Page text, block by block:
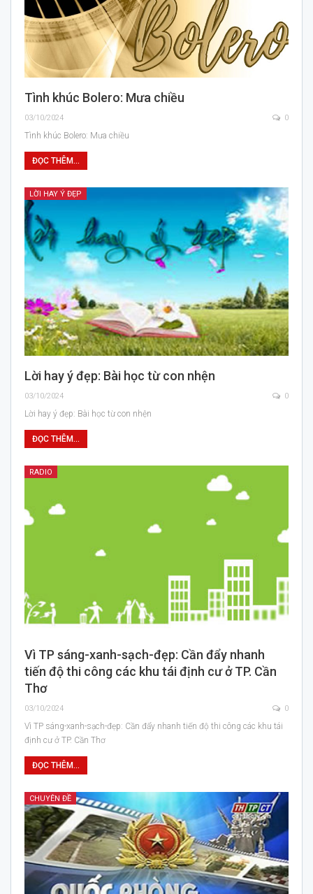
Tình khúc Bolero: Mưa chiều
03/10/2024 0
Tình khúc Bolero: Mưa chiều
ĐỌC THÊM...
LỜI HAY Ý ĐẸP
Lời hay ý đẹp: Bài học từ con nhện
03/10/2024 0
Lời hay ý đẹp: Bài học từ con nhện
ĐỌC THÊM...
RADIO
Vì TP sáng-xanh-sạch-đẹp: Cần đẩy nhanh
tiến độ thi công các khu tái định cư ở TP. Cần
Thơ
03/10/2024 0
Vì TP sáng-xanh-sạch-đẹp: Cần đẩy nhanh tiến độ thi công các khu tái
định cư ở TP. Cần Thơ
ĐỌC THÊM...
CHUYÊN ĐỀ